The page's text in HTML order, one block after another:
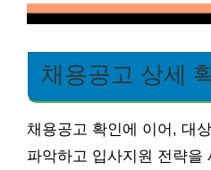
채용공고 상세
채용공고 확인에 이어, 대
파악하고 입사지원 전략을